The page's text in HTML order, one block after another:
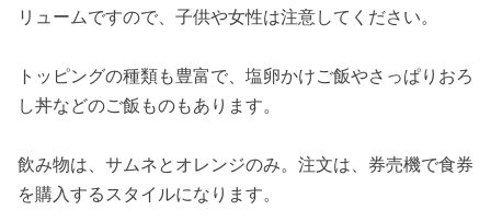
リュームですので、子供や女性は注意してください。
トッピングの種類も豊富で、塩卵かけご飯やさっぱりおろ
し丼などのご飯ものもあります。
飲み物は、サムネとオレンジのみ。注文は、券売機で食券
を購入するスタイルになります。